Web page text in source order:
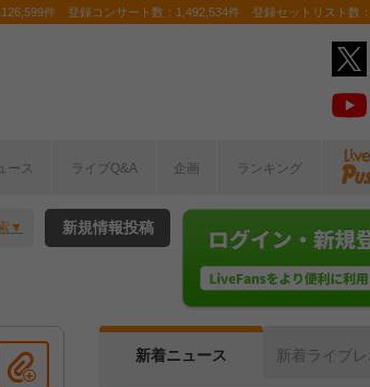
件 登録コンサート数：1,492,534件 登録セットリスト数
ース ライブQ&A 企画 ランキング
新規情報投稿
新着ニュース 新着ライブレ